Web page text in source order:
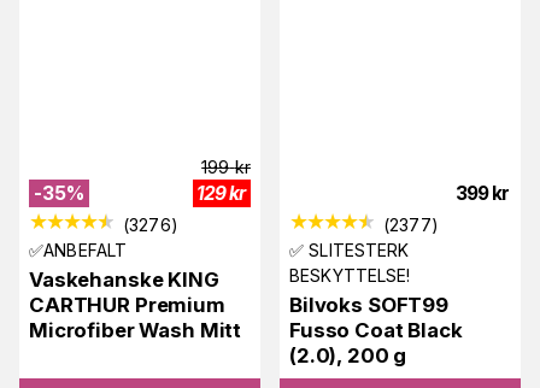
-35%
199 kr
129kr
(3276)
✅ANBEFALT
Vaskehanske KING
CARTHUR Premium
Microfiber Wash Mitt
399 kr
(2377)
✅ SLITESTERK
BESKYTTELSE!
Bilvoks SOFT99
Fusso Coat Black
(2.0), 200 g